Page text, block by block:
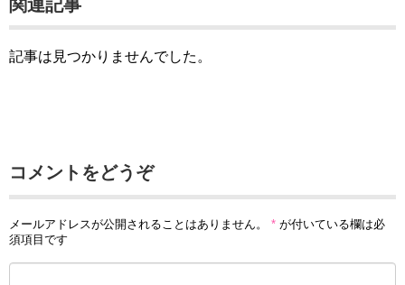
関連記事
記事は見つかりませんでした。
コメントをどうぞ
メールアドレスが公開されることはありません。 * が付いている欄は必
須項目です